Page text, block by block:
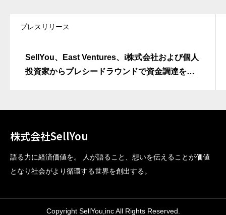
プレスリリース
SellYou、East Ventures、i株式会社および個人
投資家からプレシードラウンドで資金調達を発
株式会社SellYou
語る力に経済価値を。 人が語ること、想いを伝えることが価値
となり社会がより循環する世界を創出する。
Copyright SellYou,inc All Rights Reserved.